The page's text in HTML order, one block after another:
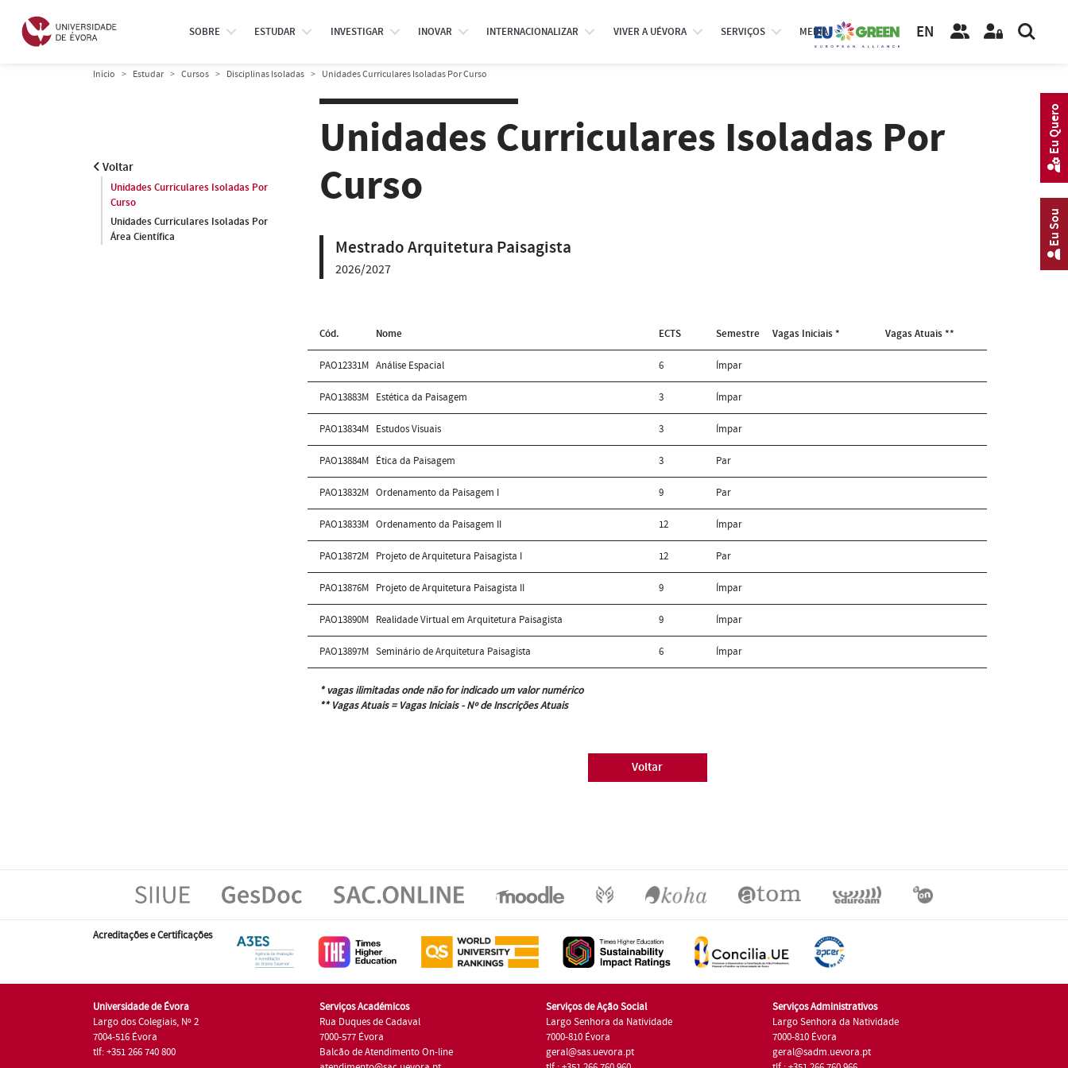
SOBRE ESTUDAR INVESTIGAR INOVAR INTERNACIONALIZAR VIVER A UÉVORA SERVIÇOS MEDIA EN
Início Estudar Cursos Disciplinas Isoladas Unidades Curriculares Isoladas Por Curso
Voltar
Unidades Curriculares Isoladas Por
Curso
Unidades Curriculares Isoladas Por
Área Científica
Unidades Curriculares Isoladas Por
Curso
Mestrado Arquitetura Paisagista
2026/2027
Cód. Nome ECTS Semestre Vagas Iniciais * Vagas Atuais **
PAO12331M Análise Espacial 6 Ímpar
PAO13883M Estética da Paisagem 3 Ímpar
PAO13834M Estudos Visuais 3 Ímpar
PAO13884M Ética da Paisagem 3 Par
PAO13832M Ordenamento da Paisagem I 9 Par
PAO13833M Ordenamento da Paisagem II 12 Ímpar
PAO13872M Projeto de Arquitetura Paisagista I 12 Par
PAO13876M Projeto de Arquitetura Paisagista II 9 Ímpar
PAO13890M Realidade Virtual em Arquitetura Paisagista 9 Ímpar
PAO13897M Seminário de Arquitetura Paisagista 6 Ímpar
* vagas ilimitadas onde não for indicado um valor numérico
** Vagas Atuais = Vagas Iniciais - Nº de Inscrições Atuais
Voltar
Acreditações e Certificações
Universidade de Évora
Largo dos Colegiais, Nº 2
7004-516 Évora
tlf: +351 266 740 800
Serviços Académicos
Rua Duques de Cadaval
7000-577 Évora
Balcão de Atendimento On-line
Serviços de Ação Social
Largo Senhora da Natividade
7000-810 Évora
geral@sas.uevora.pt
Serviços Administrativos
Largo Senhora da Natividade
7000-810 Évora
geral@sadm.uevora.pt
Eu Sou
Eu Quero